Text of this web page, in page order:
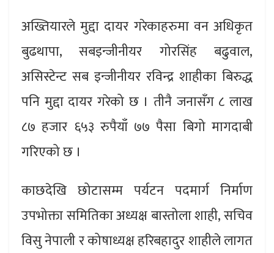
अख्तियारले मुद्दा दायर गरेकाहरुमा वन अधिकृत
बुढथापा, सबइन्जीनीयर गोरसिंह बढुवाल,
असिस्टेन्ट सब इन्जीनीयर रविन्द्र शाहीका बिरुद्ध
पनि मुद्दा दायर गरेको छ । तीनै जनासँग ८ लाख
८७ हजार ६५३ रुपैयाँ ७७ पैसा बिगो मागदाबी
गरिएको छ ।
काछदेखि छोटासम्म पर्यटन पदमार्ग निर्माण
उपभोक्ता समितिका अध्यक्ष बास्तोला शाही, सचिव
विसु नेपाली र कोषाध्यक्ष हरिबहादुर शाहीले लागत